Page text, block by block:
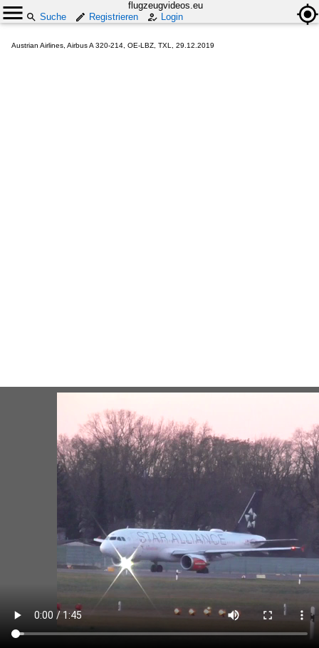
flugzeugvideos.eu
Suche
Registrieren Login
Austrian Airlines, Airbus A 320-214, OE-LBZ, TXL, 29.12.2019